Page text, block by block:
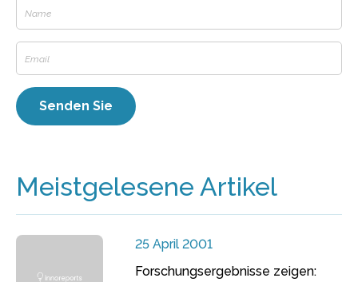
Meistgelesene Artikel
25 April 2001
Forschungsergebnisse zeigen: